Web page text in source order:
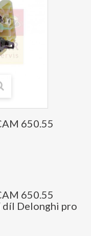
650.55
650.55
díl Delonghi pro